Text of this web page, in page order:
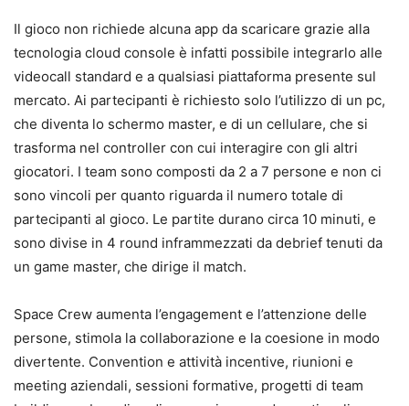
Il gioco non richiede alcuna app da scaricare grazie alla
tecnologia cloud console è infatti possibile integrarlo alle
videocall standard e a qualsiasi piattaforma presente sul
mercato. Ai partecipanti è richiesto solo l’utilizzo di un pc,
che diventa lo schermo master, e di un cellulare, che si
trasforma nel controller con cui interagire con gli altri
giocatori. I team sono composti da 2 a 7 persone e non ci
sono vincoli per quanto riguarda il numero totale di
partecipanti al gioco. Le partite durano circa 10 minuti, e
sono divise in 4 round inframmezzati da debrief tenuti da
un game master, che dirige il match.
Space Crew aumenta l’engagement e l’attenzione delle
persone, stimola la collaborazione e la coesione in modo
divertente. Convention e attività incentive, riunioni e
meeting aziendali, sessioni formative, progetti di team